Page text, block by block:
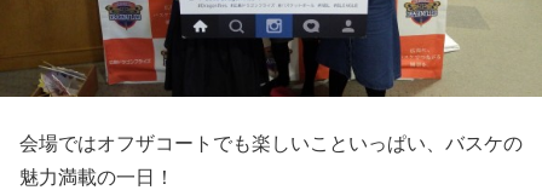
会場ではオフザコートでも楽しいこといっぱい、バスケの
魅力満載の一日！